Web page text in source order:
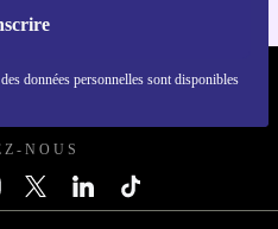
données personnelles sont disponibles
- RETHINK NEW.
NOUS